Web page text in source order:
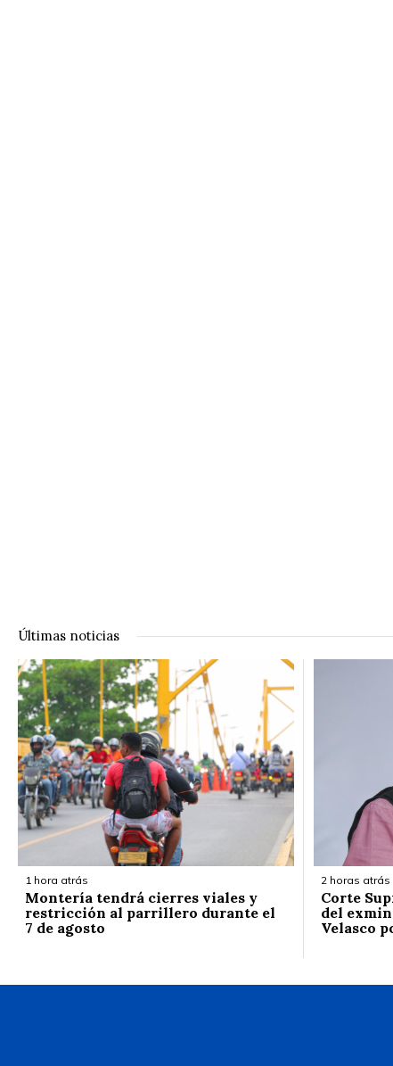
Últimas noticias
1 hora atrás
Montería tendrá cierres viales y
restricción al parrillero durante el
7 de agosto
2 horas atrás
Corte
del
Velasco